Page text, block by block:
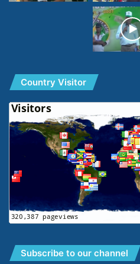
Country Visitor
Subscribe to our channel